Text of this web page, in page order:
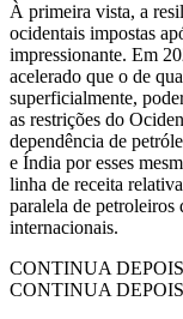
À primeira vista, a
ocidentais impostas
impressionante. Em
acelerado que o de
superficialmente,
as restrições do
dependência de
e Índia por esses
linha de receita
paralela de petroleiros
internacionais.
CONTINUA
CONTINUA